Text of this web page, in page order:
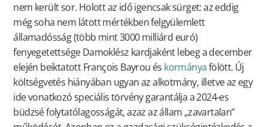
nem került sor. Holott az idő igencsak sürget: az eddig
még soha nem látott mértékben felgyülemlett
államadósság (több mint 3000 milliárd euró)
fenyegetettsége Damoklész kardjaként lebeg a december
elején beiktatott François Bayrou és kormányafölött. Új
költségvetés hiányában ugyan az alkotmány, illetve az egy
ide vonatkozó speciális törvény garantálja a 2024-es
büdzsé folytatólagosságát, azaz az állam „zavartalan”